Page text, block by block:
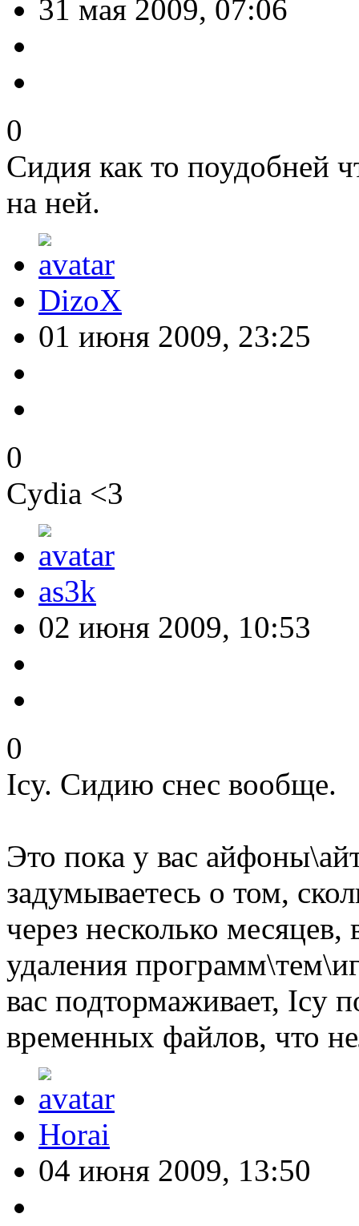
31 мая 2009, 07:06
0
Сидия как то поудобней
на ней.
DizoX
01 июня 2009, 23:25
0
Cydia <3
as3k
02 июня 2009, 10:53
0
Icy. Сидию снес вообще.
Это пока у вас
задумываетесь о том,
через несколько
удаления
вас подтормаживает, Icy
временных файлов, что
Horai
04 июня 2009, 13:50